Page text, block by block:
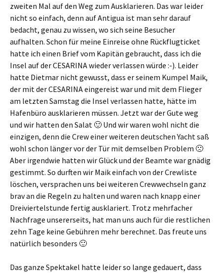
zweiten Mal auf den Weg zum Ausklarieren. Das war leider
nicht so einfach, denn auf Antigua ist man sehr darauf
bedacht, genau zu wissen, wo sich seine Besucher
aufhalten. Schon für meine Einreise ohne Rückflugticket
hatte ich einen Brief vom Kapitän gebraucht, dass ich die
Insel auf der CESARINA wieder verlassen würde :-). Leider
hatte Dietmar nicht gewusst, dass er seinem Kumpel Maik,
der mit der CESARINA eingereist war und mit dem Flieger
am letzten Samstag die Insel verlassen hatte, hätte im
Hafenbüro ausklarieren müssen. Jetzt war der Gute weg
und wir hatten den Salat 🙂 Und wir waren wohl nicht die
einzigen, denn die Crew einer weiteren deutschen Yacht saß
wohl schon länger vor der Tür mit demselben Problem 🙁
Aber irgendwie hatten wir Glück und der Beamte war gnädig
gestimmt. So durften wir Maik einfach von der Crewliste
löschen, versprachen uns bei weiteren Crewwechseln ganz
brav an die Regeln zu halten und waren nach knapp einer
Dreiviertelstunde fertig ausklariert. Trotz mehrfacher
Nachfrage unsererseits, hat man uns auch für die restlichen
zehn Tage keine Gebühren mehr berechnet. Das freute uns
natürlich besonders 🙂
Das ganze Spektakel hatte leider so lange gedauert, dass